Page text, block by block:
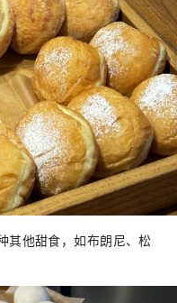
其他甜食，如布朗尼、松